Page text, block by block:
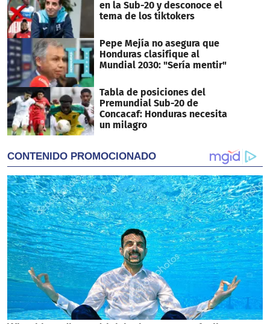
en la Sub-20 y desconoce el
tema de los tiktokers
Pepe Mejía no asegura que
Honduras clasifique al
Mundial 2030: "Sería mentir"
Tabla de posiciones del
Premundial Sub-20 de
Concacaf: Honduras necesita
un milagro